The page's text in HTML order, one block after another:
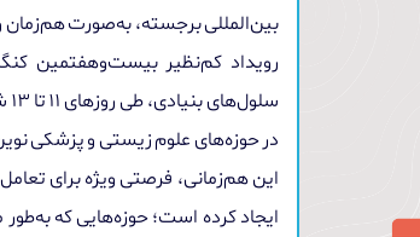
بین‌المللی برجسته، به‌صورت
رویداد کم‌نظیر بیست‌وهفتمین
سلول‌های بنیادی، طی روزهای ۱۱تا ۱۳
در حوزه‌های علوم زیستی و پزشکی
این هم‌زمانی، فرصتی ویژه برای
ایجاد کرده است؛ حوزه‌هایی که